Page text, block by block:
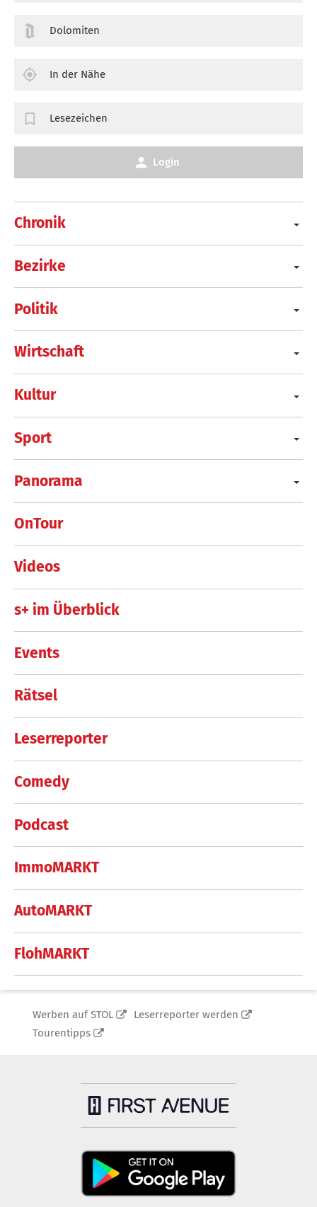
Chronik
Bezirke
Politik
Wirtschaft
Kultur
Sport
Panorama
OnTour
Videos
s+ im Überblick
Events
Rätsel
Leserreporter
Comedy
Podcast
ImmoMARKT
AutoMARKT
FlohMARKT
Dolomiten
In der Nähe
Lesezeichen
Login
Werben auf STOL
Leserreporter werden
Tourentipps